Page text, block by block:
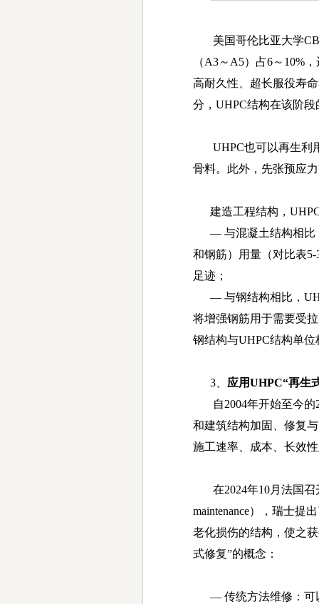
美国哥伦比亚大学
（A3～ A5）占6～ 10%
高耐久性、超长服役寿
分， UHPC结构在该阶段
UHPC也可以再生利
骨料。此外，先张预应力
建造工程结构，
— 与混凝土结构相比
和钢筋）用量（对比表5-
足迹；
— 与钢结构相比，
将增强钢筋用于需要受
钢结构与UHPC结构单位
3、 应用UHPC“再生
自2004年开始至今的
和建筑结构加固、修复
施工速率、成本、长效
在2024年10月法国召
maintenance），瑞士提
老化损伤的结构，使之
式修复”的概念：
— 传统方法维修：